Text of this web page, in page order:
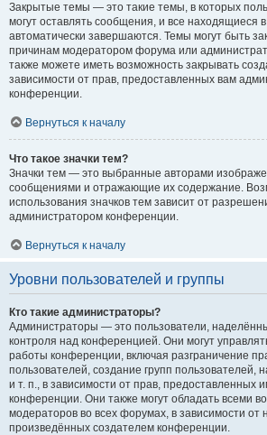
Закрытые темы — это такие темы, в которых
могут оставлять сообщения, и все находящиеся
автоматически завершаются. Темы могут быть
причинам модератором форума или
также можете иметь возможность закрывать
зависимости от прав, предоставленных вам
конференции.
Вернуться к началу
Что такое значки тем?
Значки тем — это выбранные авторами
сообщениями и отражающие их содержание.
использования значков тем зависит от
администратором конференции.
Вернуться к началу
Уровни пользователей и группы
Кто такие администраторы?
Администраторы — это пользователи,
контроля над конференцией. Они могут
работы конференции, включая разграничение
пользователей, создание групп пользователей,
и т. п., в зависимости от прав, предоставленных
конференции. Они также могут обладать всеми
модераторов во всех форумах, в зависимости от
произведённых создателем конференции.